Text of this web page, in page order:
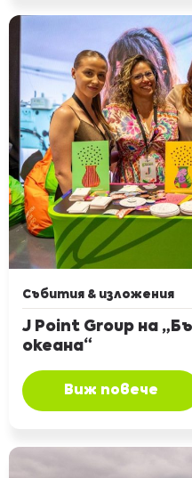
Събития & изложения
J Point Group на
океана“
Виж повече